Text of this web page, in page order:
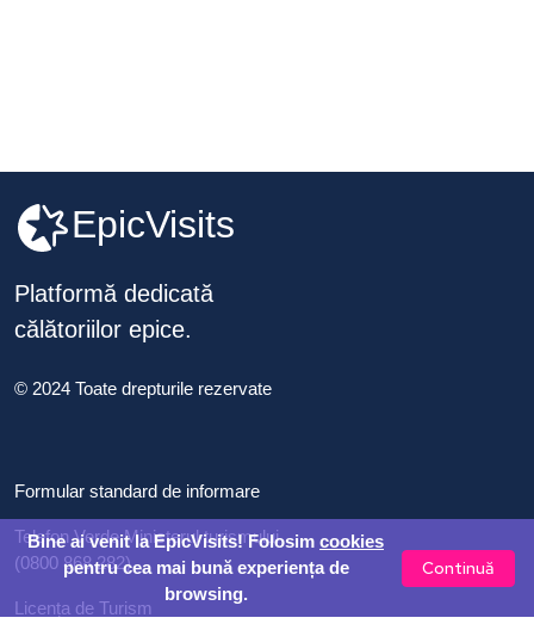
EpicVisits
Platformă dedicată
călătoriilor epice.
© 2024 Toate drepturile rezervate
Formular standard de informare
Telefon Verde Ministerul turismului
(0800 868 282)
Licența de Turism
Bine ai venit la EpicVisits! Folosim cookies
pentru cea mai bună experiența de
browsing.
Continuă